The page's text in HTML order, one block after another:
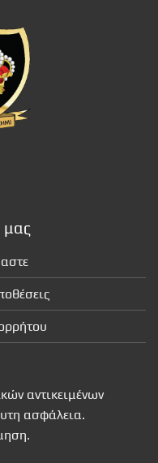
μας
αντικειμένων
ασφάλεια.